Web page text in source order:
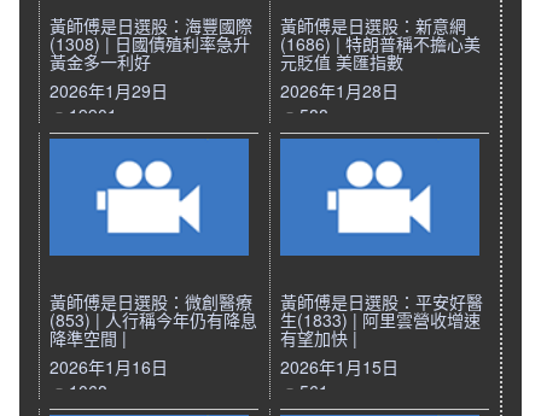
黃師傅是日選股：海豐國際
(1308) | 日國債殖利率急升
黃金多一利好
2026年1月29日
19901
黃師傅是日選股：新意網
(1686) | 特朗普稱不擔心美
元貶值 美匯指數
2026年1月28日
588
黃師傅是日選股：微創醫療
(853) | 人行稱今年仍有降息
降準空間 |
2026年1月16日
1068
黃師傅是日選股：平安好醫
生(1833) | 阿里雲營收增速
有望加快 |
2026年1月15日
561